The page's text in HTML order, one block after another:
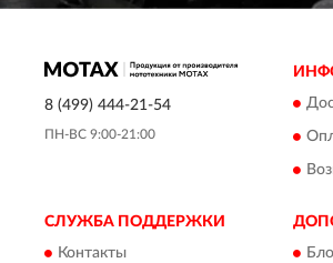
8 (499) 444-21-54
ПН-ВС 9:00-21:00
СЛУЖБА ПОДДЕРЖКИ
Контакты